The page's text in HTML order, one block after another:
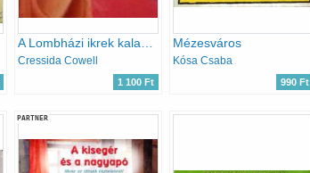
Cressida Cowell
1 100 Ft
Mézesváros
Kósa Csaba
990 Ft
PARTNER